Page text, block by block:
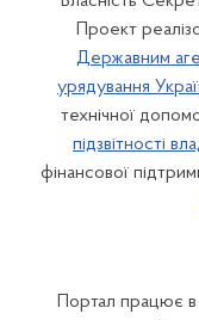
Проект
Державним
урядування
технічної
підзвітності
фінансової
Портал працює